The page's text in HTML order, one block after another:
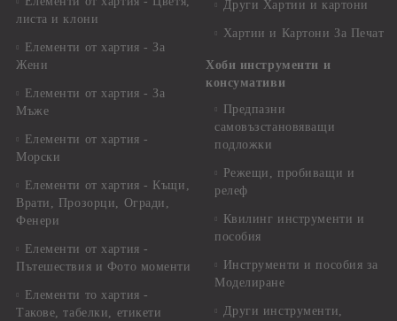
листа и клони
Елементи от хартия - За
Жени
Елементи от хартия - За
Мъже
Елементи от хартия -
Морски
Елементи от хартия - Къщи,
Врати, Прозорци, Огради,
Фенери
Елементи от хартия -
Пътешествия и Фото моменти
Елементи то хартия -
Такове, табелки, етикети
Други Хартии и картони
Хартии и Картони За Печат
Хоби инструменти и
консумативи
Предпазни
самовъзстановяващи
подложки
Режещи, пробиващи и
релеф
Квилинг инструменти и
пособия
Инструменти и пособия за
Моделиране
Други инструменти,